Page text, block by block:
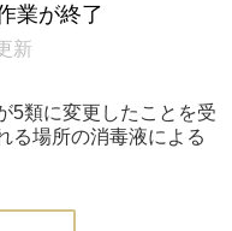
業が終了
新
5類に変更したことを受
る場所の消毒液による